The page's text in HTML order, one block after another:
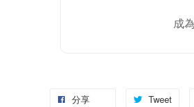
成
分享 Tweet